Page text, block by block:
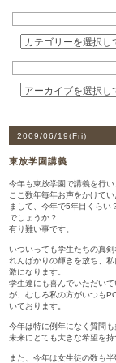
2009/06/19(Fri)
東放学園講義
今年も東放学園で講義を行い
ここ数年毎年お声をかけてい
まして、今年で5年目くらい
でしょうか？
有り難い事です。
いついっても学生たちの真
れんばかりの輝きを放ち、私
激になります。
学生達にも喜んでいただい
が、むしろ私の方がいつも
いております。
今年は特に例年になく質問
未来にとても大きな希望を持
また、今年は女生徒の数も